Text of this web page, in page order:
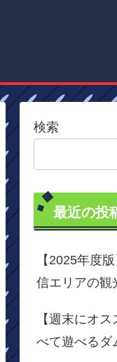
検索
最近の投
【2025年度
信エリアの観
【週末にオ
べて遊べるダ